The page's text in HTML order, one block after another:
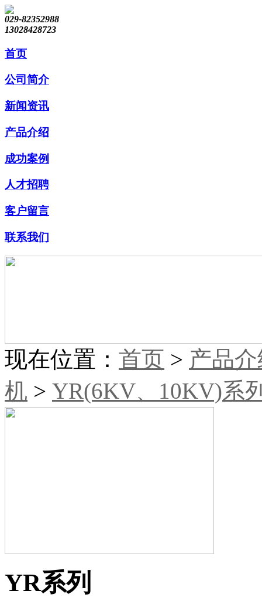
029-82352988
13028428723
首页
公司简介
新闻资讯
产品介绍
成功案例
人才招聘
客户留言
联系我们
现在位置： 首页 > 产品
机 > YR(6KV、10KV)系
YR系列